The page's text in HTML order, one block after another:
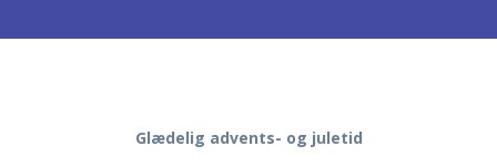
Glædelig advents- og juletid